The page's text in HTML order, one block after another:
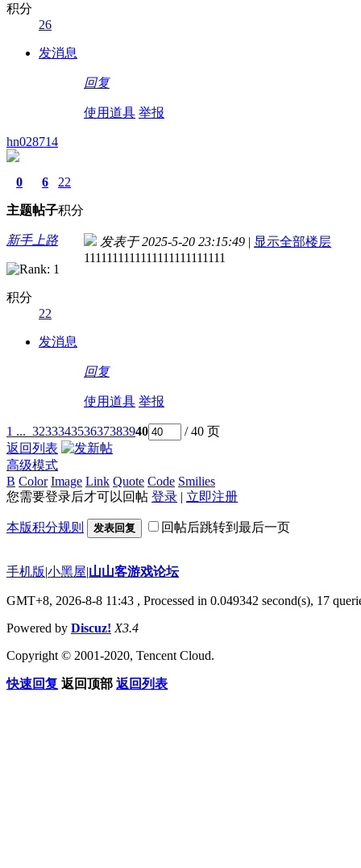
积分
26
发消息
回复
使用道具 举报
hn028714
0
主题
6
帖子
22
积分
新手上路
积分
22
发消息
发表于 2025-5-20 23:15:49 | 显示全部楼层
1111111111111111111111111
回复
使用道具 举报
1 ... 323334353637383940
/ 40 页
返回列表
高级模式
B Color Image Link Quote Code Smilies
您需要登录后才可以回帖 登录 | 立即注册
本版积分规则 发表回复 回帖后跳转到最后一页
手机版|小黑屋|山山客游戏论坛
GMT+8, 2026-8-8 11:43 , Processed in 0.049342 second(s), 17
Powered by Discuz! X3.4
Copyright © 2001-2020, Tencent Cloud.
快速回复 返回顶部 返回列表